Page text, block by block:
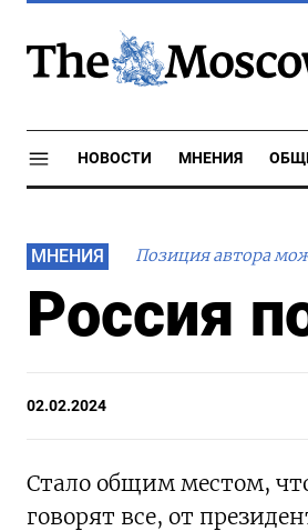
НОВОСТИ МНЕНИЯ
МНЕНИЯ Позиция автора
Россия
02.02.2024
Стало общим местом,
говорят все, от